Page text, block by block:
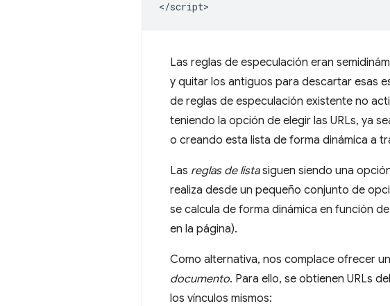
Las reglas de especulación eran
y quitar los antiguos para descartar esas
de reglas de especulación existente no
teniendo la opción de elegir las URLs, ya
o creando esta lista de forma dinámica a
Las reglas de listasiguen siendo una
realiza desde un pequeño conjunto de
se calcula de forma dinámica en función
en la página).
Como alternativa, nos complace ofrecer
documento. Para ello, se obtienen URLs
los vínculos mismos: